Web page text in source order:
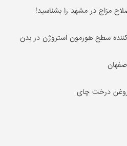
سطح هورمون استروژن در بدن
درخت چای